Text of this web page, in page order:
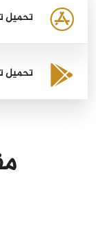
تحميل
تحميل